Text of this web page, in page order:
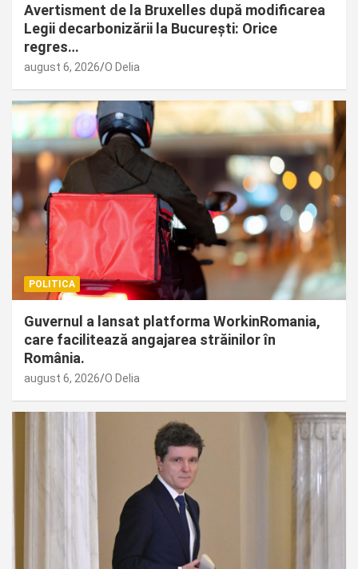
Avertisment de la Bruxelles după modificarea
Legii decarbonizării la București: Orice
regres…
august 6, 2026 O Delia
POLITICA
Guvernul a lansat platforma WorkinRomania,
care facilitează angajarea străinilor în
România.
august 6, 2026 O Delia